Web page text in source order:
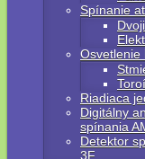
Spínanie
Osvetlenie
Riadiaca
Digitálny
spínania
Detektor
3F